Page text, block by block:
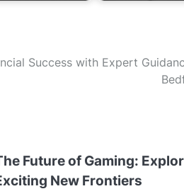
Success with Expert
Future of Gaming:
New Frontiers